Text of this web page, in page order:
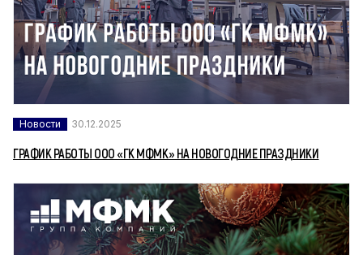
Новости 30.12.2025
ГРАФИК РАБОТЫ ООО «ГК МФМК» НА НОВОГОДНИЕ ПРАЗДНИКИ